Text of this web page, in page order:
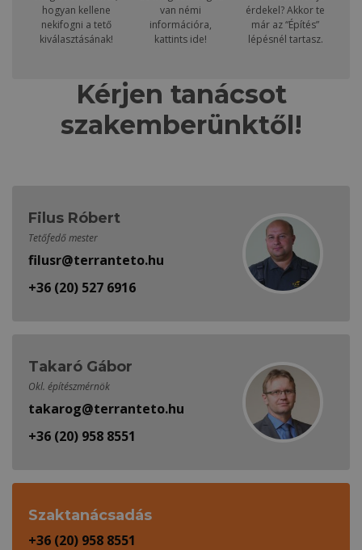
hogyan kellene
nekifogni a tető
kiválasztásának!
van némi
információra,
kattints ide!
érdekel? Akkor te
már az “Építés”
lépésnél tartasz.
Kérjen tanácsot
szakemberünktől!
Filus Róbert
Tetőfedő mester
filusr@terranteto.hu
+36 (20) 527 6916
Takaró Gábor
Okl. építészmérnök
takarog@terranteto.hu
+36 (20) 958 8551
Szaktanácsadás
+36 (20) 958 8551